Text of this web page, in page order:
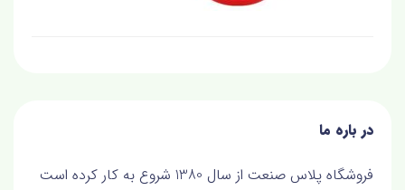
در باره ما
فروشگاه پلاس صنعت از سال 1380 شروع به کار کرده است